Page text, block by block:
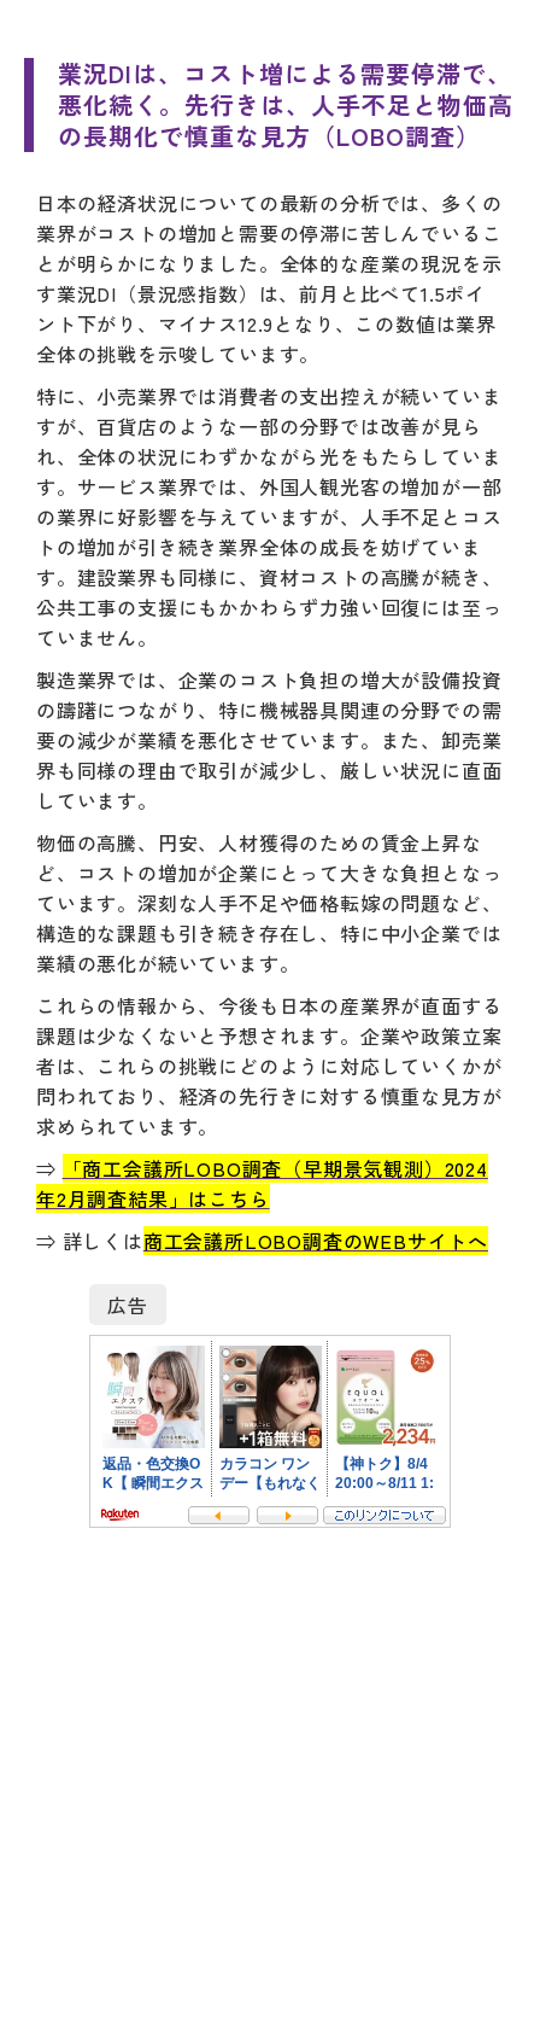
業況DIは、コスト増による需要停滞で、
悪化続く。先行きは、人手不足と物価高
の長期化で慎重な見方（LOBO調査）
日本の経済状況についての最新の分析では、多くの
業界がコストの増加と需要の停滞に苦しんでいるこ
とが明らかになりました。全体的な産業の現況を示
す業況DI（景況感指数）は、前月と比べて1.5ポイ
ント下がり、マイナス12.9となり、この数値は業界
全体の挑戦を示唆しています。
特に、小売業界では消費者の支出控えが続いていま
すが、百貨店のような一部の分野では改善が見ら
れ、全体の状況にわずかながら光をもたらしていま
す。サービス業界では、外国人観光客の増加が一部
の業界に好影響を与えていますが、人手不足とコス
トの増加が引き続き業界全体の成長を妨げていま
す。建設業界も同様に、資材コストの高騰が続き、
公共工事の支援にもかかわらず力強い回復には至っ
ていません。
製造業界では、企業のコスト負担の増大が設備投資
の躊躇につながり、特に機械器具関連の分野での需
要の減少が業績を悪化させています。また、卸売業
界も同様の理由で取引が減少し、厳しい状況に直面
しています。
物価の高騰、円安、人材獲得のための賃金上昇な
ど、コストの増加が企業にとって大きな負担となっ
ています。深刻な人手不足や価格転嫁の問題など、
構造的な課題も引き続き存在し、特に中小企業では
業績の悪化が続いています。
これらの情報から、今後も日本の産業界が直面する
課題は少なくないと予想されます。企業や政策立案
者は、これらの挑戦にどのように対応していくかが
問われており、経済の先行きに対する慎重な見方が
求められています。
⇒
「商工会議所LOBO調査（早期景気観測）2024
年2月調査結果」はこちら
⇒ 詳しくは商工会議所LOBO調査のWEBサイトへ
広告